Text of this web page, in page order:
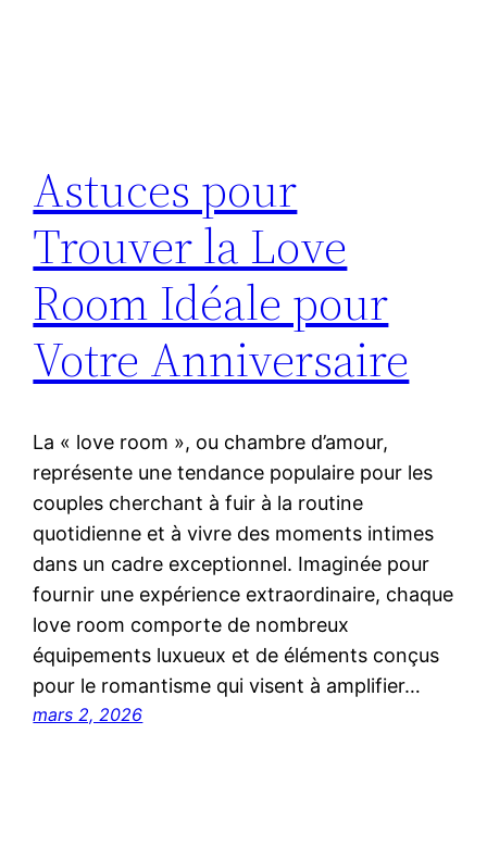
Astuces pour
Trouver la Love
Room Idéale pour
Votre Anniversaire
La « love room », ou chambre d’amour,
représente une tendance populaire pour les
couples cherchant à fuir à la routine
quotidienne et à vivre des moments intimes
dans un cadre exceptionnel. Imaginée pour
fournir une expérience extraordinaire, chaque
love room comporte de nombreux
équipements luxueux et de éléments conçus
pour le romantisme qui visent à amplifier…
mars 2, 2026